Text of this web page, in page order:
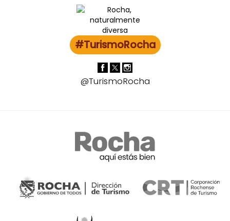
#TurismoRocha
@TurismoRocha